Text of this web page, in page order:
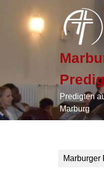
content
Predigten
Marburg
Marburger